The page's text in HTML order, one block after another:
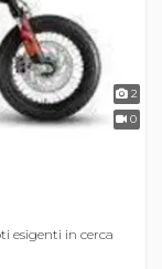
2
0
esigenti in cerca